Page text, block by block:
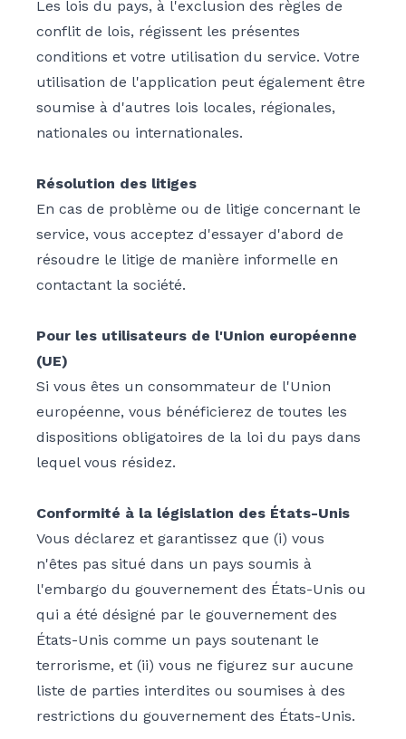
Les lois du pays, à l'exclusion des règles de
conflit de lois, régissent les présentes
conditions et votre utilisation du service. Votre
utilisation de l'application peut également être
soumise à d'autres lois locales, régionales,
nationales ou internationales.
Résolution des litiges
En cas de problème ou de litige concernant le
service, vous acceptez d'essayer d'abord de
résoudre le litige de manière informelle en
contactant la société.
Pour les utilisateurs de l'Union européenne
(UE)
Si vous êtes un consommateur de l'Union
européenne, vous bénéficierez de toutes les
dispositions obligatoires de la loi du pays dans
lequel vous résidez.
Conformité à la législation des États-Unis
Vous déclarez et garantissez que (i) vous
n'êtes pas situé dans un pays soumis à
l'embargo du gouvernement des États-Unis ou
qui a été désigné par le gouvernement des
États-Unis comme un pays soutenant le
terrorisme, et (ii) vous ne figurez sur aucune
liste de parties interdites ou soumises à des
restrictions du gouvernement des États-Unis.